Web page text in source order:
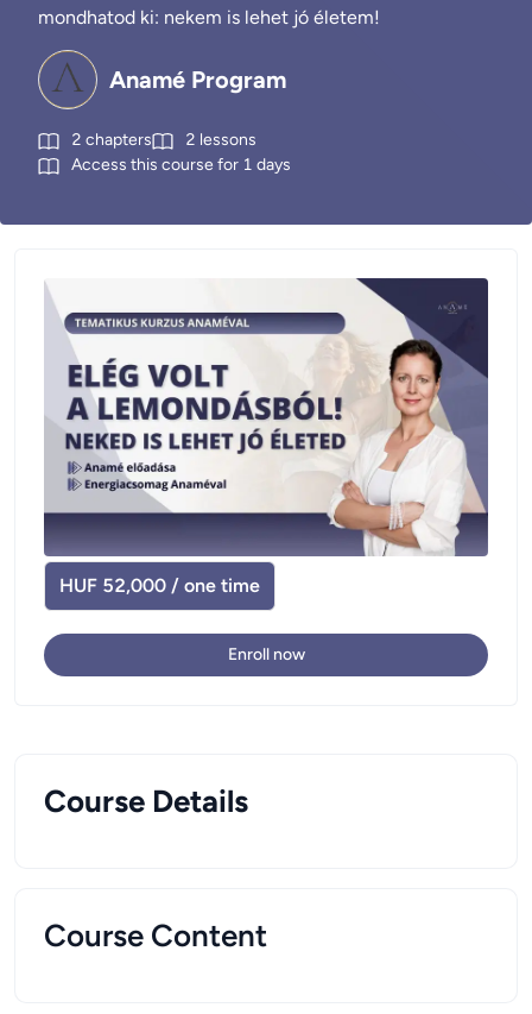
mondhatod ki: nekem is lehet jó életem!
Anamé Program
2 chapters 2 lessons
Access this course for 1 days
Course Details
Course Content
HUF 52,000 / one time
Enroll now